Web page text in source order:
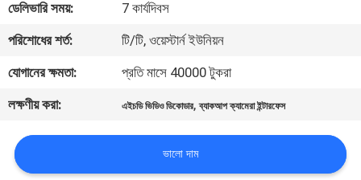
যোগাযোগ
খবর
কেস
ডেলিভারি সময়:
7 কার্যদিবস
পরিশোধের শর্ত:
টি/টি, ওয়েস্টার্ন ইউনিয়ন
যোগানের ক্ষমতা:
প্রতি মাসে 40000 টুকরা
লক্ষণীয় করা:
এইচডি ভিডিও ডিকোডার,ব্যাকআপ ক্যামেরা ইন্টারফেস
ভালো দাম